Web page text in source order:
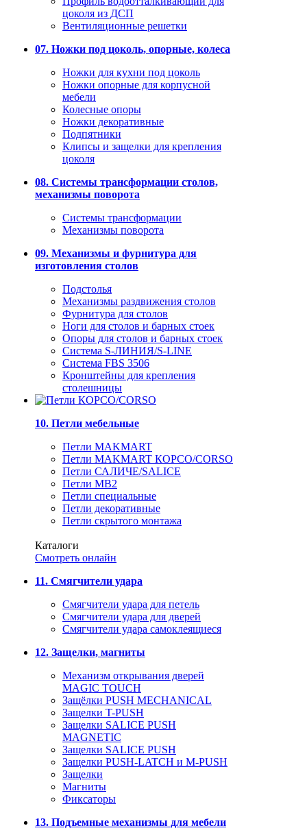
цоколя из ДСП
Вентиляционные решетки
07. Ножки под цоколь, опорные, колеса
Ножки для кухни под цоколь
Ножки опорные для корпусной
мебели
Колесные опоры
Ножки декоративные
Подпятники
Клипсы и защелки для крепления
цоколя
08. Системы трансформации столов,
механизмы поворота
Системы трансформации
Механизмы поворота
09. Механизмы и фурнитура для
изготовления столов
Подстолья
Механизмы раздвижения столов
Фурнитура для столов
Ноги для столов и барных стоек
Опоры для столов и барных стоек
Система S-ЛИНИЯ/S-LINE
Система FBS 3506
Кронштейны для крепления
столешницы
10. Петли мебельные
Петли MAKMART
Петли MAKMART КОРСО/CORSO
Петли САЛИЧЕ/SALICE
Петли MB2
Петли специальные
Петли декоративные
Петли скрытого монтажа
Каталоги
Смотреть онлайн
11. Смягчители удара
Смягчители удара для петель
Смягчители удара для дверей
Cмягчители удара самоклеящиеся
12. Защелки, магниты
Механизм открывания дверей
MAGIC TOUCH
Защёлки PUSH MECHANICAL
Защелки T-PUSH
Защелки SALICE PUSH
MAGNETIC
Защелки SALICE PUSH
Защелки PUSH-LATCH и M-PUSH
Защелки
Магниты
Фиксаторы
13. Подъемные механизмы для мебели